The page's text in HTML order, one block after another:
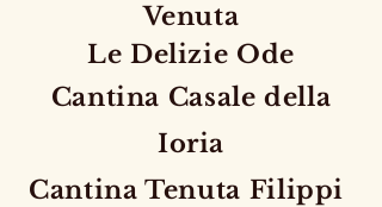
Venuta
Le Delizie Ode
Cantina Casale della
Ioria
Cantina Tenuta Filippi